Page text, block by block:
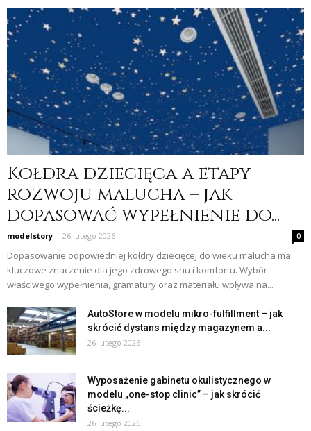
Kołdra dziecięca a etapy
rozwoju malucha – jak
dopasować wypełnienie do...
modelstory - 26 lutego 2026 0
Dopasowanie odpowiedniej kołdry dziecięcej do wieku malucha ma
kluczowe znaczenie dla jego zdrowego snu i komfortu. Wybór
właściwego wypełnienia, gramatury oraz materiału wpływa na...
AutoStore w modelu mikro-fulfillment – jak
skrócić dystans między magazynem a...
26 lutego 2026
Wyposażenie gabinetu okulistycznego w
modelu „one-stop clinic” – jak skrócić
ścieżkę...
26 lutego 2026